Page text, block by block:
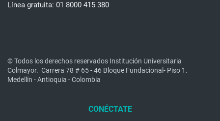
Línea gratuita: 01 8000 415 380
© Todos los derechos reservados Institución Universitaria
Colmayor. Carrera 78 # 65 - 46 Bloque Fundacional- Piso 1.
Medellín - Antioquia - Colombia